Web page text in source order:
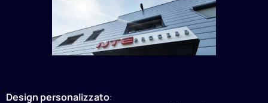
Design personalizzato: